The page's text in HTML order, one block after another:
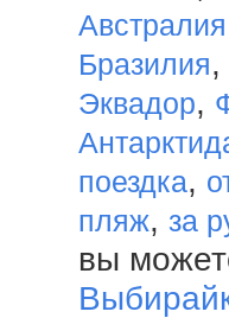
Австралия
Бразилия,
Эквадор,
поездка,
пляж, за
вы